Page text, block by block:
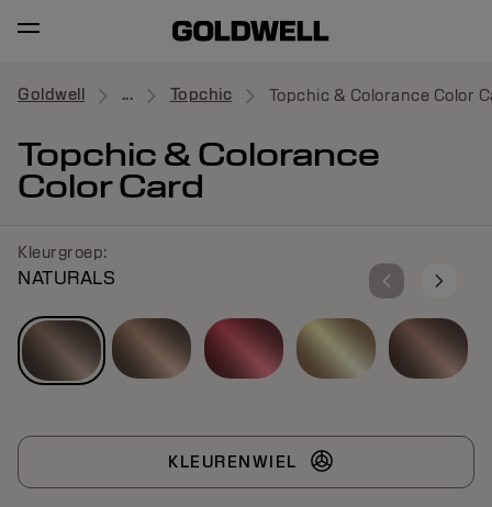
Goldwell ... Topchic Topchic & Colorance Color
Topchic & Colorance
Color Card
Kleurgroep:
NATURALS
KLEURENWIEL